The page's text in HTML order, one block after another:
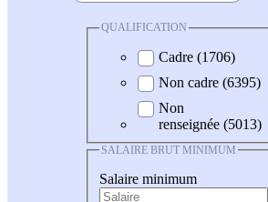
QUALIFICATION
Cadre (1706)
Non cadre (6395)
Non
renseignée (5013)
SALAIRE BRUT MINIMUM
Salaire minimum